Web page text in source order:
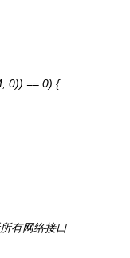
0)) == 0) {
有网络接口